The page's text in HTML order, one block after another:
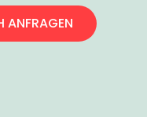
ANFRAGEN